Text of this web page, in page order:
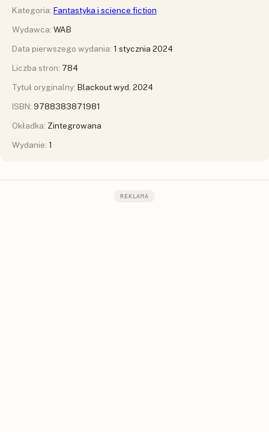
Kategoria: Fantastyka i science fiction
Wydawca: WAB
Data pierwszego wydania: 1 stycznia 2024
Liczba stron: 784
Tytuł oryginalny: Blackout wyd. 2024
ISBN: 9788383871981
Okładka: Zintegrowana
Wydanie: 1
REKLAMA